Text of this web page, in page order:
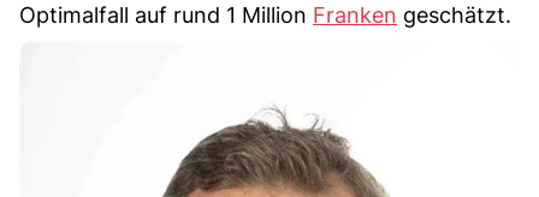
Optimalfall auf rund 1 Million Franken geschätzt.